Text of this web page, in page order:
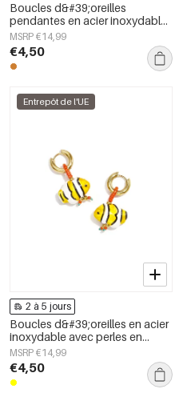
Boucles d&#39;oreilles
pendantes en acier inoxydable
en forme de cœur, collection
Daily Simple, bijoux pour
femmes
MSRP €14,99
€4,50
Entrepôt de l'UE
2 à 5 jours
Boucles d&#39;oreilles en acier
inoxydable avec perles en
forme de poisson, collection
simple et mignonne pour tous
les jours, bijoux pour femmes
MSRP €14,99
€4,50